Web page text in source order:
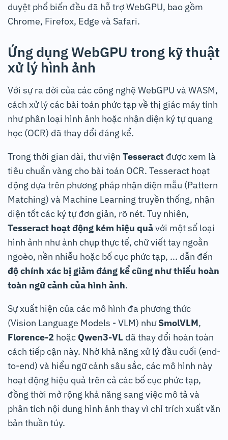
duyệt phổ biến đều đã hỗ trợ WebGPU, bao gồm
Chrome, Firefox, Edge và Safari.
Ứng dụng WebGPU trong kỹ thuật
xử lý hình ảnh
Với sự ra đời của các công nghệ WebGPU và WASM,
cách xử lý các bài toán phức tạp về thị giác máy tính
như phân loại hình ảnh hoặc nhận diện ký tự quang
học (OCR) đã thay đổi đáng kể.
Trong thời gian dài, thư viện Tesseract được xem là
tiêu chuẩn vàng cho bài toán OCR. Tesseract hoạt
động dựa trên phương pháp nhận diện mẫu (Pattern
Matching) và Machine Learning truyền thống, nhận
diện tốt các ký tự đơn giản, rõ nét. Tuy nhiên,
Tesseract hoạt động kém hiệu quảvới một số loại
hình ảnh như ảnh chụp thực tế, chữ viết tay ngoằn
ngoèo, nền nhiễu hoặc bố cục phức tạp, ... dẫn đến
độ chính xác bị giảm đáng kể cũng như thiếu hoàn
toàn ngữ cảnh của hình ảnh.
Sự xuất hiện của các mô hình đa phương thức
(Vision Language Models - VLM) nhưSmolVLM,
Florence-2 hoặc Qwen3-VL đã thay đổi hoàn toàn
cách tiếp cận này. Nhờ khả năng xử lý đầu cuối (end-
to-end) và hiểu ngữ cảnh sâu sắc, các mô hình này
hoạt động hiệu quả trên cả các bố cục phức tạp,
đồng thời mở rộng khả năng sang việc mô tả và
phân tích nội dung hình ảnh thay vì chỉ trích xuất văn
bản thuần túy.